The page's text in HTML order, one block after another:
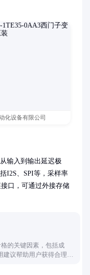
化设备有限公司
输入到输出延迟极
I2S、SPI等，采样率
口，可通过外接存储
的关键因素，包括成
建议帮助用户获得合理估